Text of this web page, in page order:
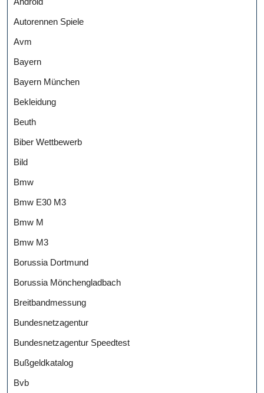
Autorennen Spiele
Avm
Bayern
Bayern München
Bekleidung
Beuth
Biber Wettbewerb
Bild
Bmw
Bmw E30 M3
Bmw M
Bmw M3
Borussia Dortmund
Borussia Mönchengladbach
Breitbandmessung
Bundesnetzagentur
Bundesnetzagentur Speedtest
Bußgeldkatalog
Bvb